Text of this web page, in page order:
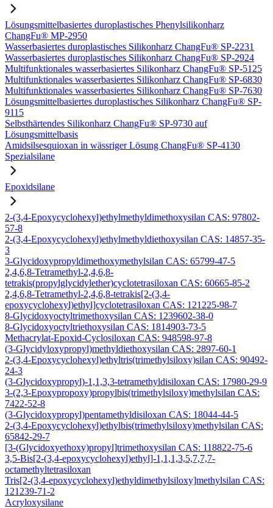
Lösungsmittelbasiertes duroplastisches Phenylsilikonharz
ChangFu® MP-2950
Wasserbasiertes duroplastisches Silikonharz ChangFu® SP-2231
Wasserbasiertes duroplastisches Silikonharz ChangFu® SP-2924
Multifunktionales wasserbasiertes Silikonharz ChangFu® SP-5125
Multifunktionales wasserbasiertes Silikonharz ChangFu® SP-6830
Multifunktionales wasserbasiertes Silikonharz ChangFu® SP-7630
Lösungsmittelbasiertes duroplastisches Silikonharz ChangFu® SP-
9115
Selbsthärtendes Silikonharz ChangFu® SP-9730 auf
Lösungsmittelbasis
Amidsilsesquioxan in wässriger Lösung ChangFu® SP-4130
Spezialsilane
Epoxidsilane
2-(3,4-Epoxycyclohexyl)ethylmethyldimethoxysilan CAS: 97802-
57-8
2-(3,4-Epoxycyclohexyl)ethylmethyldiethoxysilan CAS: 14857-35-
3
3-Glycidoxypropyldimethoxymethylsilan CAS: 65799-47-5
2,4,6,8-Tetramethyl-2,4,6,8-
tetrakis(propylglycidylether)cyclotetrasiloxan CAS: 60665-85-2
2,4,6,8-Tetramethyl-2,4,6,8-tetrakis[2-(3,4-
epoxycyclohexyl)ethyl]cyclotetrasiloxan CAS: 121225-98-7
8-Glycidoxyoctyltrimethoxysilan CAS: 1239602-38-0
8-Glycidoxyoctyltriethoxysilan CAS: 1814903-73-5
Methacrylat-Epoxid-Cyclosiloxan CAS: 948598-97-8
(3-Glycidyloxypropyl)methyldiethoxysilan CAS: 2897-60-1
2-(3,4-Epoxycyclohexyl)ethyltris(trimethylsiloxy)silan CAS: 90492-
24-3
(3-Glycidoxypropyl)-1,1,3,3-tetramethyldisiloxan CAS: 17980-29-9
3-(2,3-Epoxypropoxy)propylbis(trimethylsiloxy)methylsilan CAS:
7422-52-8
(3-Glycidoxypropyl)pentamethyldisiloxan CAS: 18044-44-5
2-(3,4-Epoxycyclohexyl)ethylbis(trimethylsiloxy)methylsilan CAS:
65842-29-7
[3-(Glycidoxyethoxy)propyl]trimethoxysilan CAS: 118822-75-6
3,5-Bis[2-(3,4-epoxycyclohexyl)ethyl]-1,1,1,3,5,7,7,7-
octamethyltetrasiloxan
Tris[2-(3,4-epoxycyclohexyl)ethyldimethylsiloxy]methylsilan CAS:
121239-71-2
Acryloxysilane